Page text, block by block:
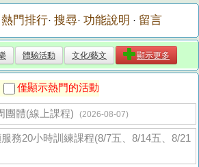
熱門排行· 搜尋· 功能說明 · 留言
體驗活動 文化/藝文 顯示更多
僅顯示熱門的活動
團體(線上課程) (2026-08-07)
務20小時訓練課程(8/7五、8/14五、8/21